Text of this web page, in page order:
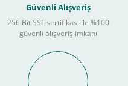
Güvenli Alışveriş
256 Bit SSL sertifikası ile %100
güvenli alışveriş imkanı